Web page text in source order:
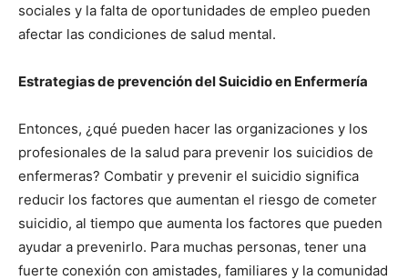
sociales y la falta de oportunidades de empleo pueden
afectar las condiciones de salud mental.
Estrategias de prevención del Suicidio en Enfermería
Entonces, ¿qué pueden hacer las organizaciones y los
profesionales de la salud para prevenir los suicidios de
enfermeras? Combatir y prevenir el suicidio significa
reducir los factores que aumentan el riesgo de cometer
suicidio, al tiempo que aumenta los factores que pueden
ayudar a prevenirlo. Para muchas personas, tener una
fuerte conexión con amistades, familiares y la comunidad